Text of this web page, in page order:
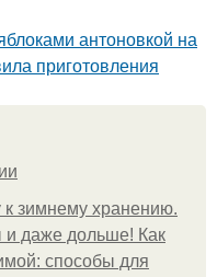
антоновкой на
приготовления
к зимнему хранению.
даже дольше! Как
способы для